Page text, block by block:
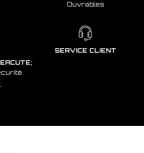
Ouvrables
SERVICE CLIENT